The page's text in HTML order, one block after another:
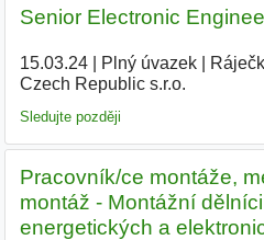
Senior Electronic
15.03.24| Plný úvazek|
Czech Republic s.r.o.
Sledujte později
Pracovník/ce montáže,
montáž - Montážní
energetických a